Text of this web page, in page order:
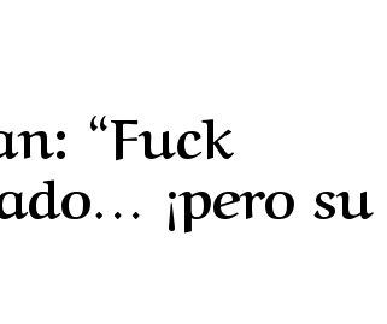
“Fuck
¡pero su